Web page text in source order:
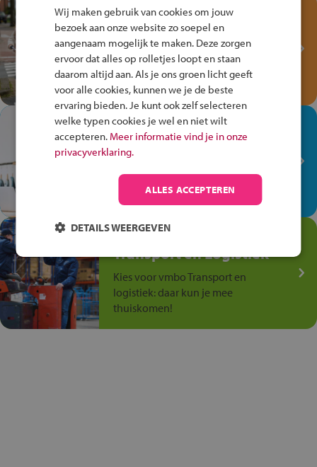
Test je kennis met het
Fiets Veilig
Verkeersspel!
Speel het Fiets Veilig Verkeersspel
en win een Cortina-fiets!
In de winkel ben je op je
plek!
op de winkelvloer, waar elke dag
anders is!
Jouw talent in de
Transport en Logistiek
Kies voor vmbo Transport en
logistiek: daar kun je mee
thuiskomen!
Wij maken gebruik van cookies om jouw
bezoek aan onze website zo soepel en
aangenaam mogelijk te maken. Deze zorgen
ervoor dat alles op rolletjes loopt en staan
daarom altijd aan. Als je ons groen licht geeft
voor alle cookies, kunnen we je de beste
ervaring bieden. Je kunt ook zelf selecteren
welke typen cookies je wel en niet wilt
accepteren. Meer informatie vind je in onze
privacyverklaring.
ALLES ACCEPTEREN
DETAILS WEERGEVEN